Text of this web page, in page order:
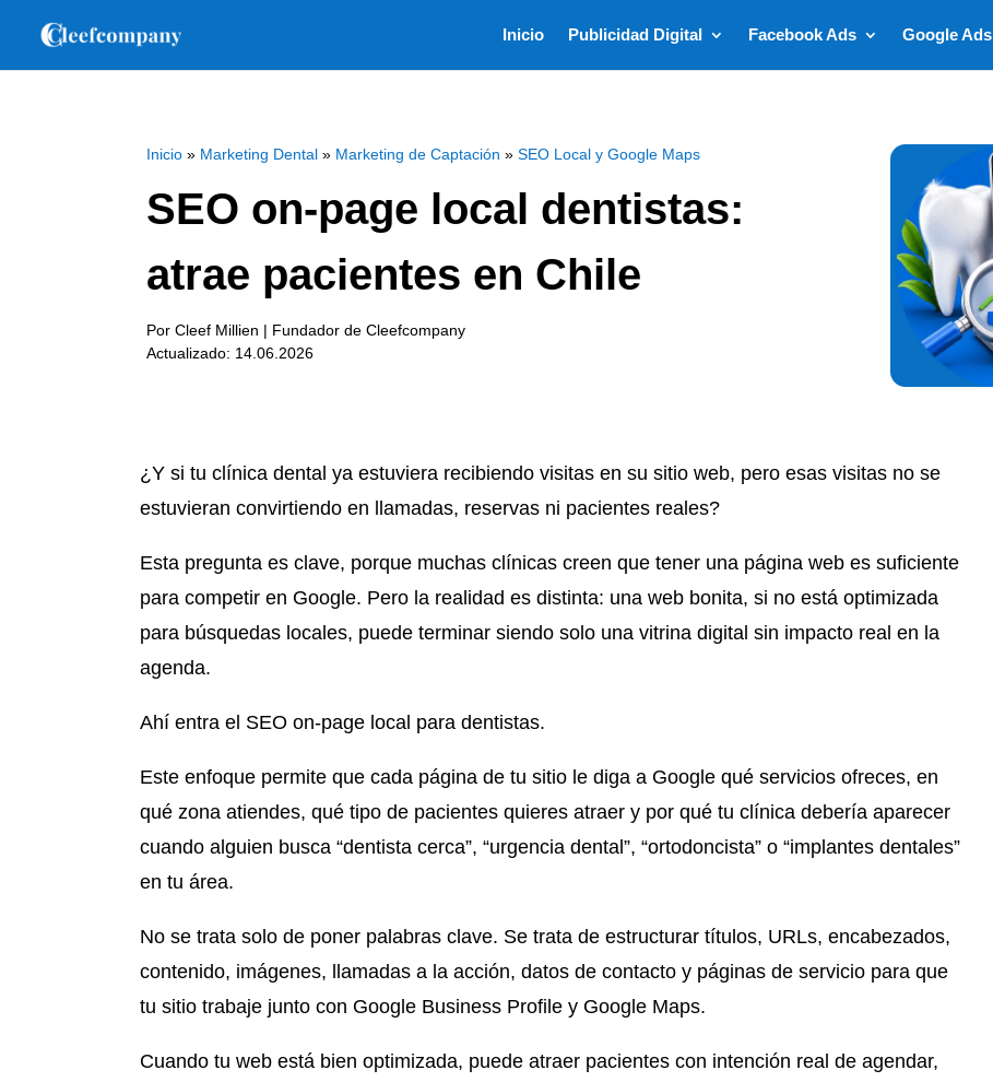
Inicio Publicidad Digital Facebook Ads Google Ads
Inicio » Marketing Dental » Marketing de Captación »SEO Local y Google Maps
SEO on-page local dentistas:
atrae pacientes en Chile
Por Cleef Millien | Fundador de Cleefcompany
Actualizado: 14.06.2026
¿Y si tu clínica dental ya estuviera recibiendo visitas en su sitio web, pero esas visitas no se
estuvieran convirtiendo en llamadas, reservas ni pacientes reales?
Esta pregunta es clave, porque muchas clínicas creen que tener una página web es suficiente
para competir en Google. Pero la realidad es distinta: una web bonita, si no está optimizada
para búsquedas locales, puede terminar siendo solo una vitrina digital sin impacto real en la
agenda.
Ahí entra el SEO on-page local para dentistas.
Este enfoque permite que cada página de tu sitio le diga a Google qué servicios ofreces, en
qué zona atiendes, qué tipo de pacientes quieres atraer y por qué tu clínica debería aparecer
cuando alguien busca “dentista cerca”, “urgencia dental”, “ortodoncista” o “implantes dentales”
en tu área.
No se trata solo de poner palabras clave. Se trata de estructurar títulos, URLs, encabezados,
contenido, imágenes, llamadas a la acción, datos de contacto y páginas de servicio para que
tu sitio trabaje junto con Google Business Profile y Google Maps.
Cuando tu web está bien optimizada, puede atraer pacientes con intención real de agendar,